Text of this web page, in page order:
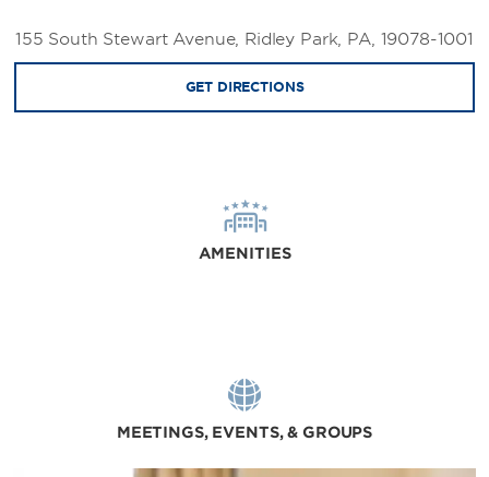
155 South Stewart Avenue, Ridley Park, PA, 19078-1001
GET DIRECTIONS
AMENITIES
MEETINGS, EVENTS, & GROUPS